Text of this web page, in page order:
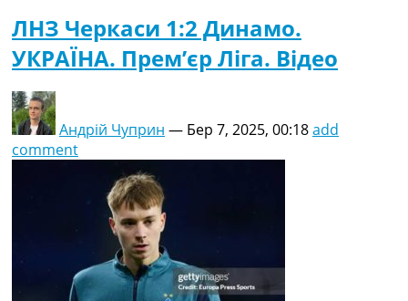
ЛНЗ Черкаси 1:2 Динамо.
УКРАЇНА. Прем’єр Ліга. Відео
Андрій Чуприн — Бер 7, 2025, 00:18add
comment